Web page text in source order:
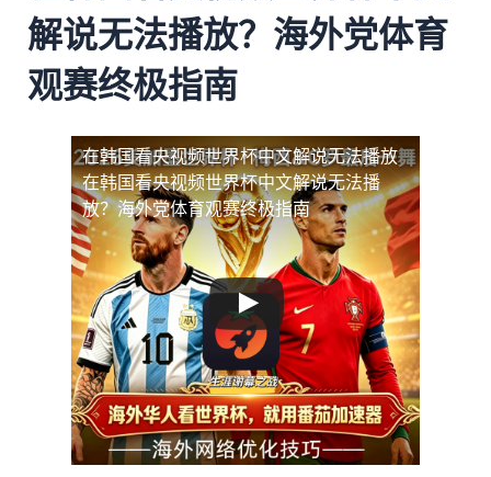
解说无法播放？海外党体育
观赛终极指南
在韩国看央视频世界杯中文解说无法播放
在韩国看央视频世界杯中文解说无法播
放？海外党体育观赛终极指南